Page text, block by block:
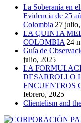
La Soberanía en
Evidencia de 25
Colombia 27
LA QUINTA
COLOMBIA 24
Guía de
julio, 2025
LA
DESARROLLO
ENCUENTROS
febrero, 2025
Clientelism and